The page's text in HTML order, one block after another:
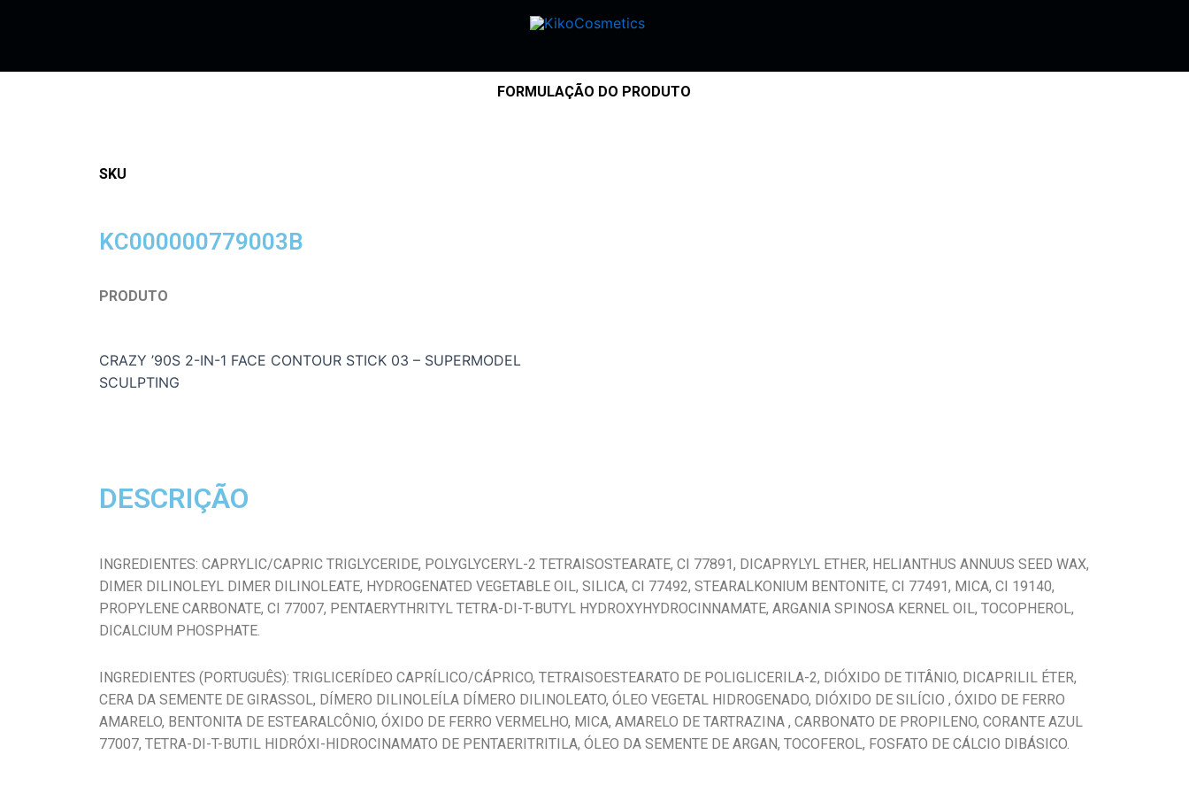
FORMULAÇÃO DO PRODUTO
SKU
KC000000779003B
PRODUTO
CRAZY ’90S 2-IN-1 FACE CONTOUR STICK 03 – SUPERMODEL
SCULPTING
DESCRIÇÃO
INGREDIENTES: CAPRYLIC/CAPRIC TRIGLYCERIDE, POLYGLYCERYL-2 TETRAISOSTEARATE, CI 77891, DICAPRYLYL ETHER, HELIANTHUS ANNUUS SEED WAX,
DIMER DILINOLEYL DIMER DILINOLEATE, HYDROGENATED VEGETABLE OIL, SILICA, CI 77492, STEARALKONIUM BENTONITE, CI 77491, MICA, CI 19140,
PROPYLENE CARBONATE, CI 77007, PENTAERYTHRITYL TETRA-DI-T-BUTYL HYDROXYHYDROCINNAMATE, ARGANIA SPINOSA KERNEL OIL, TOCOPHEROL,
DICALCIUM PHOSPHATE.
INGREDIENTES (PORTUGUÊS): TRIGLICERÍDEO CAPRÍLICO/CÁPRICO, TETRAISOESTEARATO DE POLIGLICERILA-2, DIÓXIDO DE TITÂNIO, DICAPRILIL ÉTER,
CERA DA SEMENTE DE GIRASSOL, DÍMERO DILINOLEÍLA DÍMERO DILINOLEATO, ÓLEO VEGETAL HIDROGENADO, DIÓXIDO DE SILÍCIO , ÓXIDO DE FERRO
AMARELO, BENTONITA DE ESTEARALCÔNIO, ÓXIDO DE FERRO VERMELHO, MICA, AMARELO DE TARTRAZINA , CARBONATO DE PROPILENO, CORANTE AZUL
77007, TETRA-DI-T-BUTIL HIDRÓXI-HIDROCINAMATO DE PENTAERITRITILA, ÓLEO DA SEMENTE DE ARGAN, TOCOFEROL, FOSFATO DE CÁLCIO DIBÁSICO.